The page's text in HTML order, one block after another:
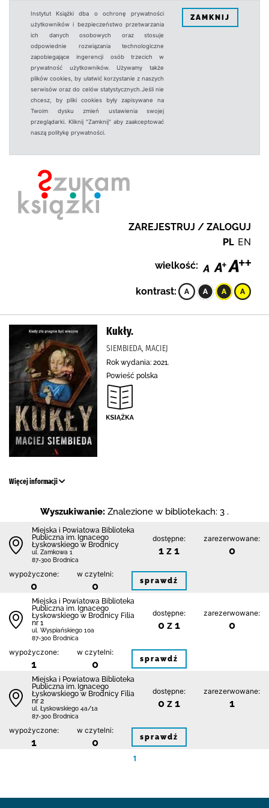
Instytut Książki dba o ochronę prywatności
użytkowników i bezpieczeństwo przetwarzania
ich danych osobowych oraz stosuje
odpowiednie rozwiązania technologiczne
zapobiegające ingerencji osób trzecich w
prywatność użytkowników. Używamy także
plików cookies, by ułatwić korzystanie z naszych
serwisów oraz do celów statystycznych.Jeśli nie
chcesz, by pliki cookies były zapisywane na
Twoim dysku zmień ustawienia swojej
przeglądarki. Kliknij "Zamknij" aby zaakceptować
naszą politykę prywatności.
ZAMKNIJ
ZAREJESTRUJ / ZALOGUJ
PL EN
wielkość:
kontrast:
Kukły.
SIEMBIEDA, MACIEJ
Rok wydania: 2021.
Powieść polska
Więcej informacji
Wyszukiwanie: Znalezione w bibliotekach: 3 .
Miejska i Powiatowa Biblioteka
Publiczna im. Ignacego
Łyskowskiego w Brodnicy
ul. Zamkowa 1
87-300 Brodnica
dostępne:
1 z 1
zarezerwowane:
0
wypożyczone:
0
w czytelni:
0 sprawdź
Miejska i Powiatowa Biblioteka
Publiczna im. Ignacego
Łyskowskiego w Brodnicy Filia
nr 1
ul. Wyspiańskiego 10a
87-300 Brodnica
dostępne:
0 z 1
zarezerwowane:
0
wypożyczone:
1
w czytelni:
0 sprawdź
Miejska i Powiatowa Biblioteka
Publiczna im. Ignacego
Łyskowskiego w Brodnicy Filia
nr 2
ul. Łyskowskiego 4a/1a
87-300 Brodnica
dostępne:
0 z 1
zarezerwowane:
1
wypożyczone:
1
w czytelni:
0 sprawdź
1